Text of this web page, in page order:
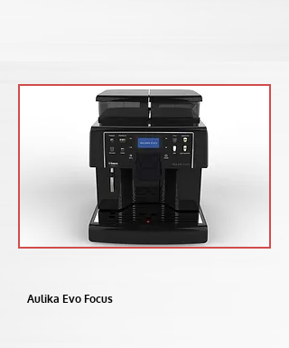
Aulika Evo Focus